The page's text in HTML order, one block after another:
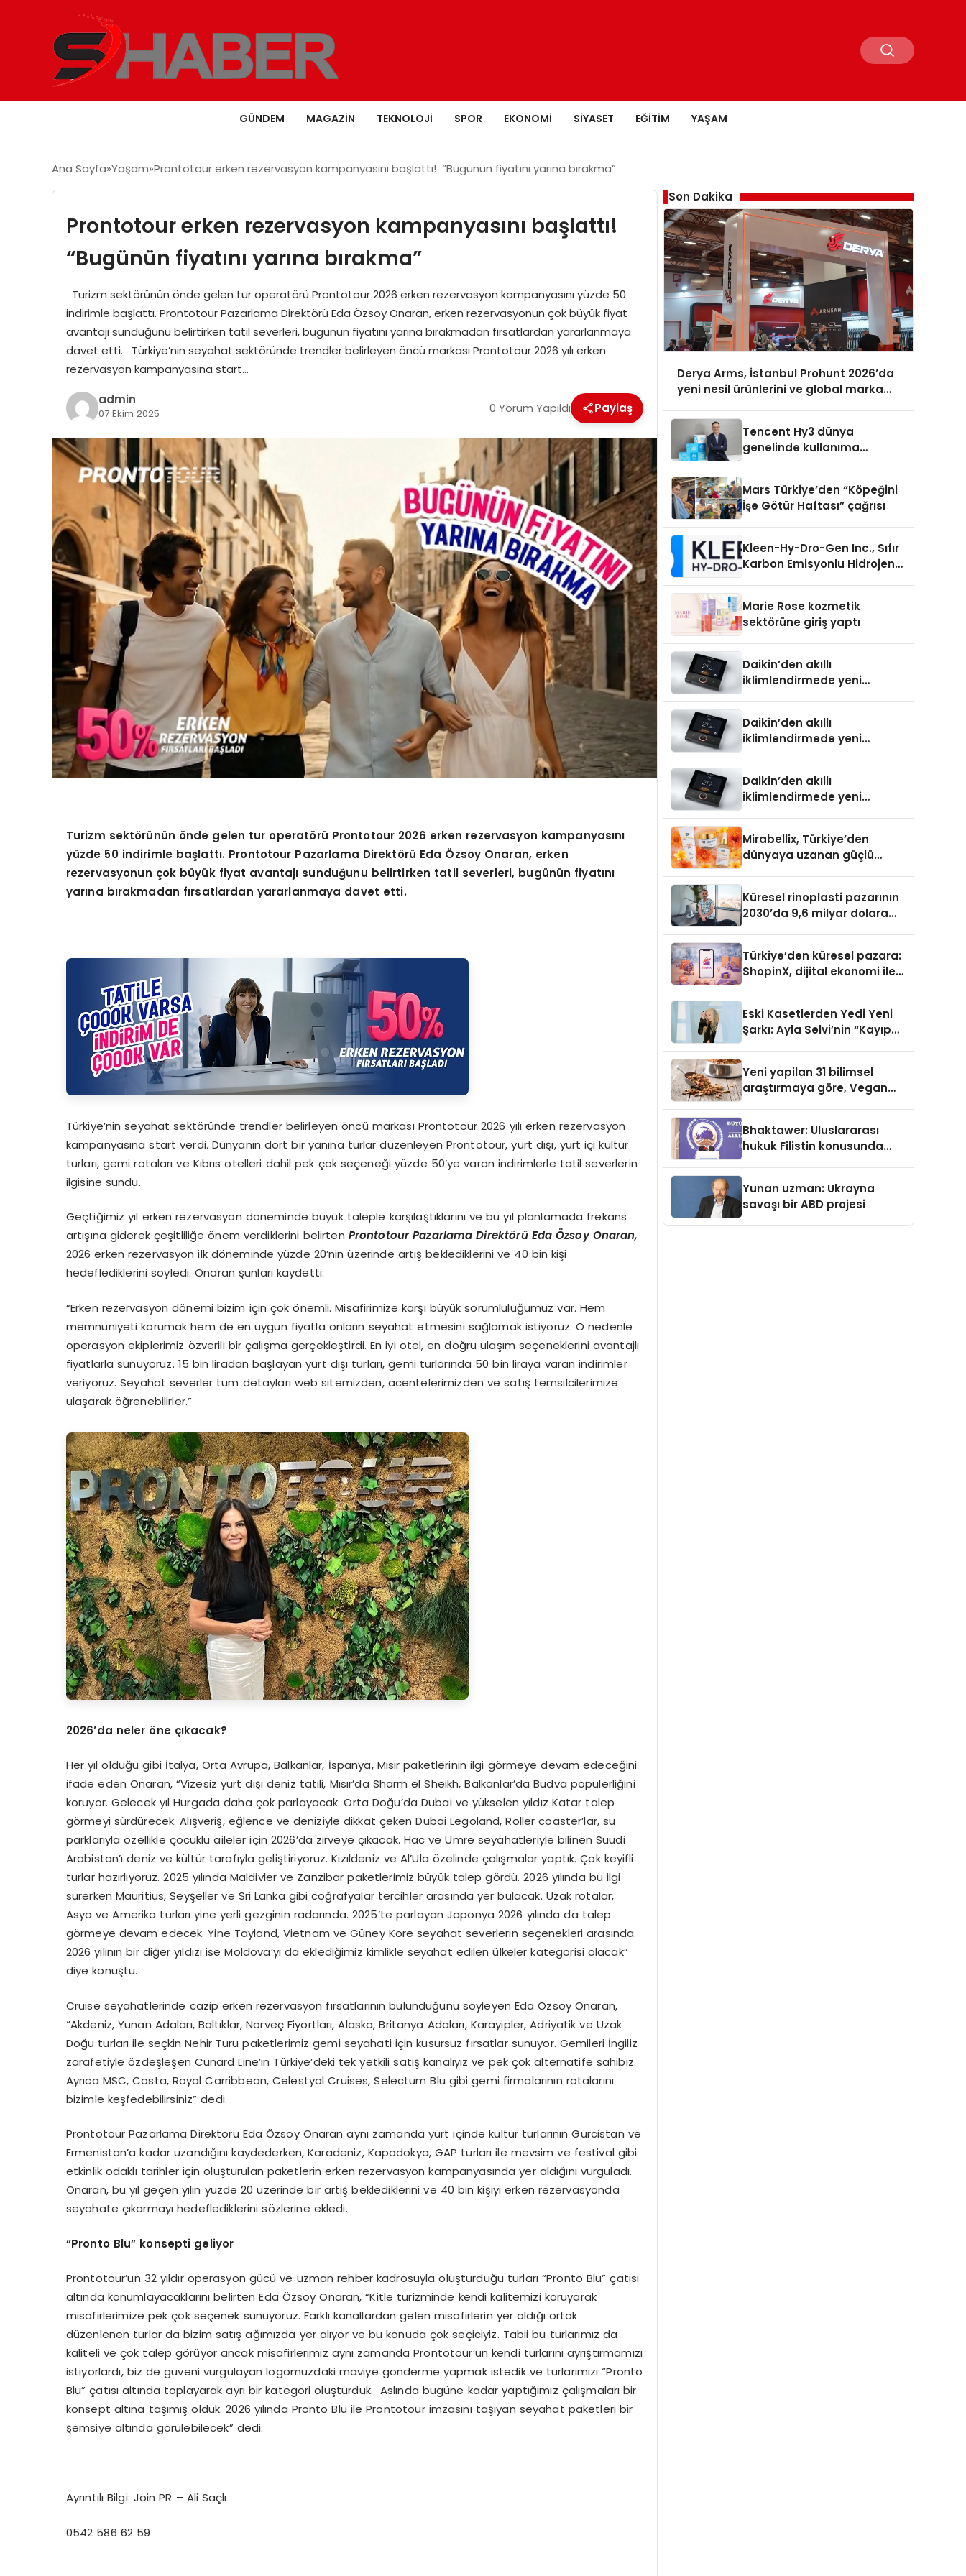
GÜNDEM MAGAZIN TEKNOLOJI SPOR EKONOMI SIYASET EĞITIM YAŞAM
Ana Sayfa Yaşam Prontotour erken rezervasyon kampanyasını başlattı! “Bugünün fiyatını yarına bırakma”
Prontotour erken rezervasyon kampanyasını başlattı!
“Bugünün fiyatını yarına bırakma”
Turizm sektörünün önde gelen tur operatörü Prontotour 2026 erken rezervasyon kampanyasını yüzde 50
indirimle başlattı. Prontotour Pazarlama Direktörü Eda Özsoy Onaran, erken rezervasyonun çok büyük fiyat
avantajı sunduğunu belirtirken tatil severleri, bugünün fiyatını yarına bırakmadan fırsatlardan yararlanmaya
davet etti. Türkiye’nin seyahat sektöründe trendler belirleyen öncü markası Prontotour 2026 yılı erken
rezervasyon kampanyasına start…
admin
07 Ekim 2025 0 Yorum Yapıldı Paylaş
Turizm sektörünün önde gelen tur operatörü Prontotour 2026 erken rezervasyon kampanyasını
yüzde 50 indirimle başlattı. Prontotour Pazarlama Direktörü Eda Özsoy Onaran, erken
rezervasyonun çok büyük fiyat avantajı sunduğunu belirtirken tatil severleri, bugünün fiyatını
yarına bırakmadan fırsatlardan yararlanmaya davet etti.
Türkiye’nin seyahat sektöründe trendler belirleyen öncü markası Prontotour 2026 yılı erken rezervasyon
kampanyasına start verdi. Dünyanın dört bir yanına turlar düzenleyen Prontotour, yurt dışı, yurt içi kültür
turları, gemi rotaları ve Kıbrıs otelleri dahil pek çok seçeneği yüzde 50’ye varan indirimlerle tatil severlerin
ilgisine sundu.
Geçtiğimiz yıl erken rezervasyon döneminde büyük taleple karşılaştıklarını ve bu yıl planlamada frekans
artışına giderek çeşitliliğe önem verdiklerini belirten Prontotour Pazarlama Direktörü Eda Özsoy Onaran,
2026 erken rezervasyon ilk döneminde yüzde 20’nin üzerinde artış beklediklerini ve 40 bin kişi
hedeflediklerini söyledi. Onaran şunları kaydetti:
“Erken rezervasyon dönemi bizim için çok önemli. Misafirimize karşı büyük sorumluluğumuz var. Hem
memnuniyeti korumak hem de en uygun fiyatla onların seyahat etmesini sağlamak istiyoruz. O nedenle
operasyon ekiplerimiz özverili bir çalışma gerçekleştirdi. En iyi otel, en doğru ulaşım seçeneklerini avantajlı
fiyatlarla sunuyoruz. 15 bin liradan başlayan yurt dışı turları, gemi turlarında 50 bin liraya varan indirimler
veriyoruz. Seyahat severler tüm detayları web sitemizden, acentelerimizden ve satış temsilcilerimize
ulaşarak öğrenebilirler.”
2026’da neler öne çıkacak?
Her yıl olduğu gibi İtalya, Orta Avrupa, Balkanlar, İspanya, Mısır paketlerinin ilgi görmeye devam edeceğini
ifade eden Onaran, “Vizesiz yurt dışı deniz tatili, Mısır’da Sharm el Sheikh, Balkanlar’da Budva popülerliğini
koruyor. Gelecek yıl Hurgada daha çok parlayacak. Orta Doğu’da Dubai ve yükselen yıldız Katar talep
görmeyi sürdürecek. Alışveriş, eğlence ve deniziyle dikkat çeken Dubai Legoland, Roller coaster’lar, su
parklarıyla özellikle çocuklu aileler için 2026’da zirveye çıkacak. Hac ve Umre seyahatleriyle bilinen Suudi
Arabistan’ı deniz ve kültür tarafıyla geliştiriyoruz. Kızıldeniz ve Al’Ula özelinde çalışmalar yaptık. Çok keyifli
turlar hazırlıyoruz. 2025 yılında Maldivler ve Zanzibar paketlerimiz büyük talep gördü. 2026 yılında bu ilgi
sürerken Mauritius, Seyşeller ve Sri Lanka gibi coğrafyalar tercihler arasında yer bulacak. Uzak rotalar,
Asya ve Amerika turları yine yerli gezginin radarında. 2025’te parlayan Japonya 2026 yılında da talep
görmeye devam edecek. Yine Tayland, Vietnam ve Güney Kore seyahat severlerin seçenekleri arasında.
2026 yılının bir diğer yıldızı ise Moldova’yı da eklediğimiz kimlikle seyahat edilen ülkeler kategorisi olacak”
diye konuştu.
Cruise seyahatlerinde cazip erken rezervasyon fırsatlarının bulunduğunu söyleyen Eda Özsoy Onaran,
“Akdeniz, Yunan Adaları, Baltıklar, Norveç Fiyortları, Alaska, Britanya Adaları, Karayipler, Adriyatik ve Uzak
Doğu turları ile seçkin Nehir Turu paketlerimiz gemi seyahati için kusursuz fırsatlar sunuyor. Gemileri İngiliz
zarafetiyle özdeşleşen Cunard Line’ın Türkiye’deki tek yetkili satış kanalıyız ve pek çok alternatife sahibiz.
Ayrıca MSC, Costa, Royal Carribbean, Celestyal Cruises, Selectum Blu gibi gemi firmalarının rotalarını
bizimle keşfedebilirsiniz” dedi.
Prontotour Pazarlama Direktörü Eda Özsoy Onaran aynı zamanda yurt içinde kültür turlarının Gürcistan ve
Ermenistan’a kadar uzandığını kaydederken, Karadeniz, Kapadokya, GAP turları ile mevsim ve festival gibi
etkinlik odaklı tarihler için oluşturulan paketlerin erken rezervasyon kampanyasında yer aldığını vurguladı.
Onaran, bu yıl geçen yılın yüzde 20 üzerinde bir artış beklediklerini ve 40 bin kişiyi erken rezervasyonda
seyahate çıkarmayı hedeflediklerini sözlerine ekledi.
“Pronto Blu” konsepti geliyor
Prontotour’un 32 yıldır operasyon gücü ve uzman rehber kadrosuyla oluşturduğu turları “Pronto Blu” çatısı
altında konumlayacaklarını belirten Eda Özsoy Onaran, “Kitle turizminde kendi kalitemizi koruyarak
misafirlerimize pek çok seçenek sunuyoruz. Farklı kanallardan gelen misafirlerin yer aldığı ortak
düzenlenen turlar da bizim satış ağımızda yer alıyor ve bu konuda çok seçiciyiz. Tabii bu turlarımız da
kaliteli ve çok talep görüyor ancak misafirlerimiz aynı zamanda Prontotour’un kendi turlarını ayrıştırmamızı
istiyorlardı, biz de güveni vurgulayan logomuzdaki maviye gönderme yapmak istedik ve turlarımızı “Pronto
Blu” çatısı altında toplayarak ayrı bir kategori oluşturduk. Aslında bugüne kadar yaptığımız çalışmaları bir
konsept altına taşımış olduk. 2026 yılında Pronto Blu ile Prontotour imzasını taşıyan seyahat paketleri bir
şemsiye altında görülebilecek” dedi.
Ayrıntılı Bilgi: Join PR – Ali Saçlı
0542 586 62 59
Son Dakika
Derya Arms, İstanbul Prohunt 2026’da
yeni nesil ürünlerini ve global marka
Tencent Hy3 dünya
genelinde kullanıma
Mars Türkiye’den “Köpeğini
İşe Götür Haftası” çağrısı
Kleen-Hy-Dro-Gen Inc., Sıfır
Karbon Emisyonlu Hidrojen
Aldı
Marie Rose kozmetik
sektörüne giriş yaptı
Daikin’den akıllı
iklimlendirmede yeni
Daikin’den akıllı
iklimlendirmede yeni
Daikin’den akıllı
iklimlendirmede yeni
Mirabellix, Türkiye’den
dünyaya uzanan güçlü
Küresel rinoplasti pazarının
2030’da 9,6 milyar dolara
Türkiye’den küresel pazara:
ShopinX, dijital ekonomi ile
Eski Kasetlerden Yedi Yeni
Şarkı: Ayla Selvi’nin “Kayıp
Yeni yapilan 31 bilimsel
araştırmaya göre, Vegan
Sindirildiğini Ortaya Koydu
Bhaktawer: Uluslararası
hukuk Filistin konusunda
Yunan uzman: Ukrayna
savaşı bir ABD projesi